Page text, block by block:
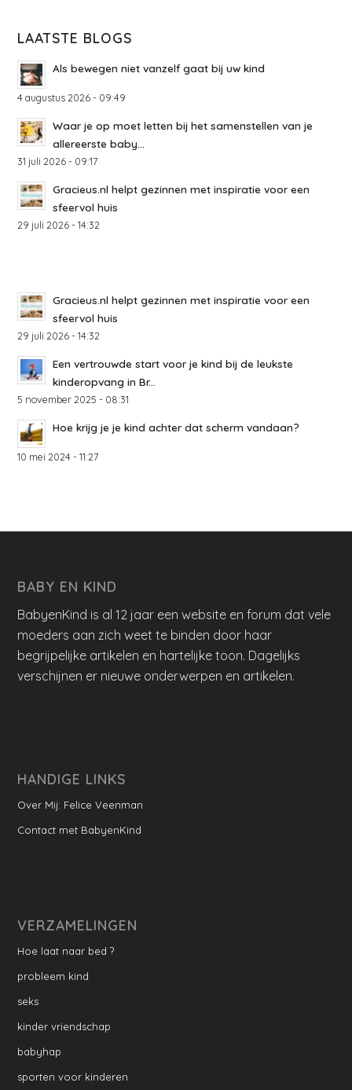
LAATSTE BLOGS
Als bewegen niet vanzelf gaat bij uw kind
4 augustus 2026 - 09:49
Waar je op moet letten bij het samenstellen van je
allereerste baby...
31 juli 2026 - 09:17
Gracieus.nl helpt gezinnen met inspiratie voor een
sfeervol huis
29 juli 2026 - 14:32
Gracieus.nl helpt gezinnen met inspiratie voor een
sfeervol huis
29 juli 2026 - 14:32
Een vertrouwde start voor je kind bij de leukste
kinderopvang in Br...
5 november 2025 - 08:31
Hoe krijg je je kind achter dat scherm vandaan?
10 mei 2024 - 11:27
BABY EN KIND
BabyenKind is al 12 jaar een website en forum dat vele
moeders aan zich weet te binden door haar
begrijpelijke artikelen en hartelijke toon. Dagelijks
verschijnen er nieuwe onderwerpen en artikelen.
HANDIGE LINKS
Over Mij: Felice Veenman
Contact met BabyenKind
VERZAMELINGEN
Hoe laat naar bed ?
probleem kind
seks
kinder vriendschap
babyhap
sporten voor kinderen